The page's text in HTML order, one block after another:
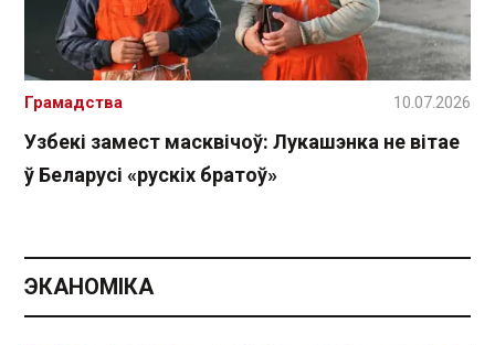
Узбекі замест масквічоў: Лукашэнка не вітае
ў Беларусі «рускіх братоў»
Грамадства 10.07.2026
ЭКАНОМІКА